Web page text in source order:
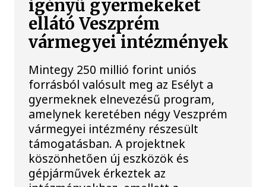
igényű gyermekeket
ellátó Veszprém
vármegyei intézmények
Mintegy 250 millió forint uniós
forrásból valósult meg az Esélyt a
gyermeknek elnevezésű program,
amelynek keretében négy Veszprém
vármegyei intézmény részesült
támogatásban. A projektnek
köszönhetően új eszközök és
gépjárművek érkeztek az